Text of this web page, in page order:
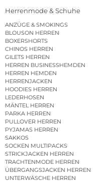
Herrenmode & Schuhe
ANZÜGE & SMOKINGS
BLOUSON HERREN
BOXERSHORTS
CHINOS HERREN
GILETS HERREN
HERREN BUSINESSHEMDEN
HERREN HEMDEN
HERRENJACKEN
HOODIES HERREN
LEDERHOSEN
MÄNTEL HERREN
PARKA HERREN
PULLOVER HERREN
PYJAMAS HERREN
SAKKOS
SOCKEN MULTIPACKS
STRICKJACKEN HERREN
TRACHTENMODE HERREN
ÜBERGANGSJACKEN HERREN
UNTERWÄSCHE HERREN